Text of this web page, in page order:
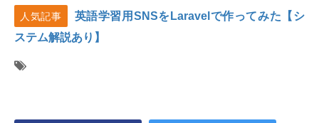
人気記事
英語学習用SNSをLaravelで作ってみた【シ
ステム解説あり】